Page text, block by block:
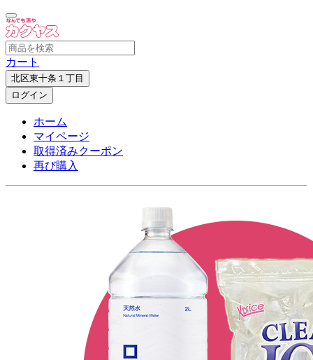
カート
北区東十条１丁目
ログイン
ホーム
マイページ
取得済みクーポン
再び購入